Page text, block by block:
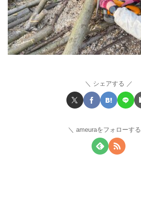
シェアする
ameuraをフォローする